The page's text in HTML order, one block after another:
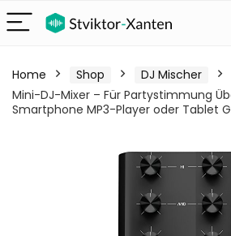
Home Shop DJ Mischer
Mini-DJ-Mixer – Für Partystimmung
Smartphone MP3-Player oder Tablet